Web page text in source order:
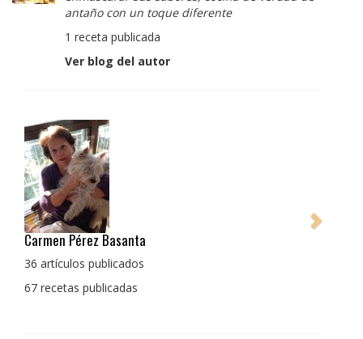
antaño con un toque diferente
1 receta publicada
Ver blog del autor
Pedro Manuel Collado Cruz
La cocina para mi es producto bien tratado sin
con un toque diferente